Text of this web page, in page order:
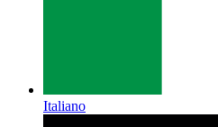
Italiano